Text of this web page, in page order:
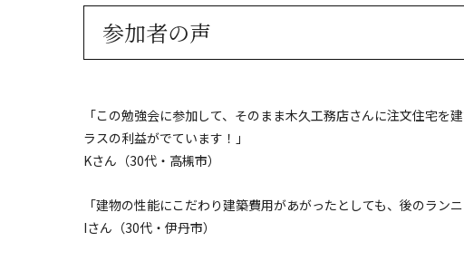
参加者の声
「この勉強会に参加して、そのまま木久工務店さんに注文住宅
ラスの利益がでています！」
Kさん（30代・高槻市）
「建物の性能にこだわり建築費用があがったとしても、後のラ
Iさん（30代・伊丹市）